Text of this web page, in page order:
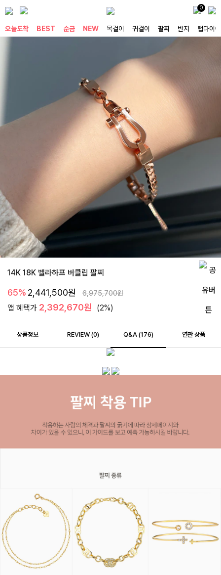
0
오늘도착 BEST 순금 NEW 목걸이 귀걸이 팔찌 반지 랩다이아
14K 18K 벨라하프 버클립 팔찌
65% 2,441,500원 6,975,700원
앱 혜택가 2,392,670원 (2%)
상품정보 REVIEW (0) Q&A (176) 연관 상품